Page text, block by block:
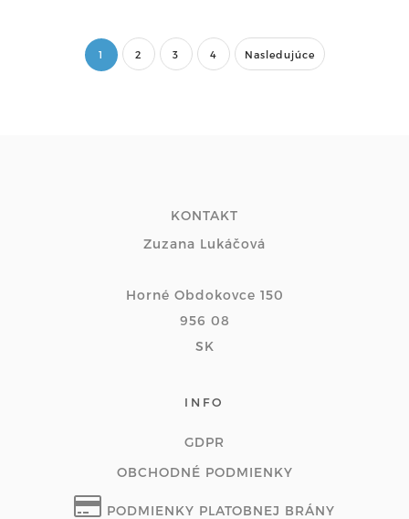
1 2 3 4 Nasledujúce
KONTAKT
Zuzana Lukáčová
Horné Obdokovce 150
956 08
SK
INFO
GDPR
OBCHODNÉ PODMIENKY
PODMIENKY PLATOBNEJ BRÁNY